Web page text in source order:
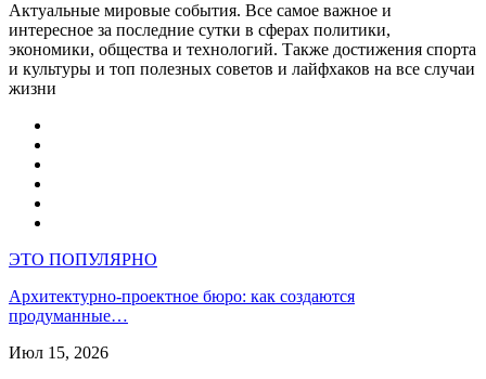
Актуальные мировые события. Все самое важное и
интересное за последние сутки в сферах политики,
экономики, общества и технологий. Также достижения спорта
и культуры и топ полезных советов и лайфхаков на все случаи
жизни
ЭТО ПОПУЛЯРНО
Архитектурно-проектное бюро: как создаются
продуманные…
Июл 15, 2026